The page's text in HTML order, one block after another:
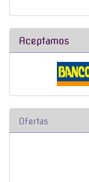
Aceptamos
Ofertas